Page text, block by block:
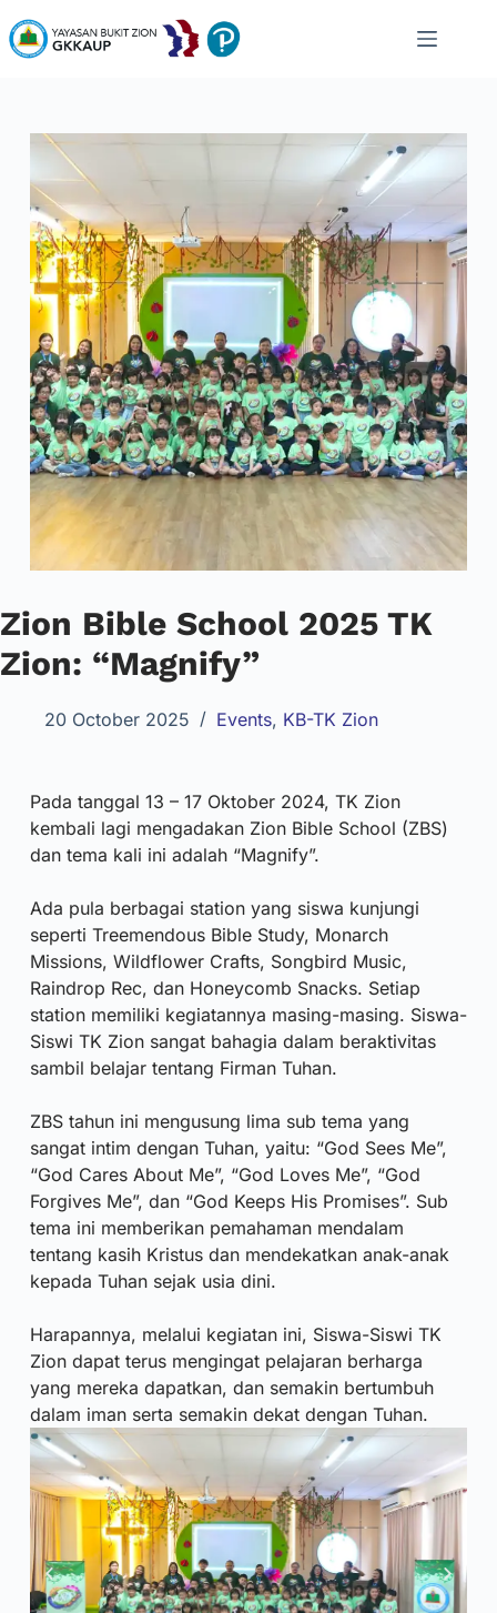
Zion Bible School 2025 TK
Zion: “Magnify”
20 October 2025 Events, KB-TK Zion
Pada tanggal 13 – 17 Oktober 2024, TK Zion
kembali lagi mengadakan Zion Bible School (ZBS)
dan tema kali ini adalah “Magnify”.
Ada pula berbagai station yang siswa kunjungi
seperti Treemendous Bible Study, Monarch
Missions, Wildflower Crafts, Songbird Music,
Raindrop Rec, dan Honeycomb Snacks. Setiap
station memiliki kegiatannya masing-masing. Siswa-
Siswi TK Zion sangat bahagia dalam beraktivitas
sambil belajar tentang Firman Tuhan.
ZBS tahun ini mengusung lima sub tema yang
sangat intim dengan Tuhan, yaitu: “God Sees Me”,
“God Cares About Me”, “God Loves Me”, “God
Forgives Me”, dan “God Keeps His Promises”. Sub
tema ini memberikan pemahaman mendalam
tentang kasih Kristus dan mendekatkan anak-anak
kepada Tuhan sejak usia dini.
Harapannya, melalui kegiatan ini, Siswa-Siswi TK
Zion dapat terus mengingat pelajaran berharga
yang mereka dapatkan, dan semakin bertumbuh
dalam iman serta semakin dekat dengan Tuhan.